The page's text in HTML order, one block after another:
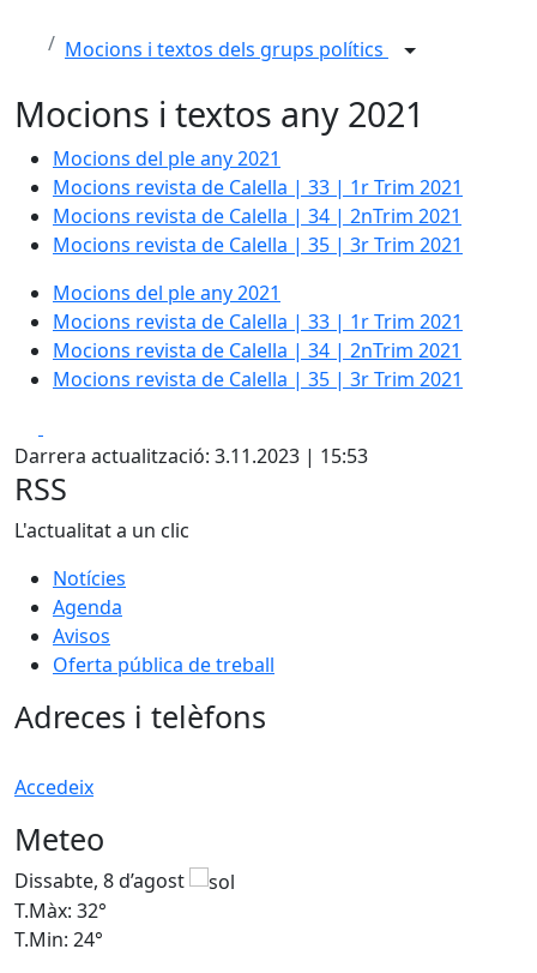
Mocions i textos dels grups polítics
Mocions i textos any 2021
Mocions del ple any 2021
Mocions revista de Calella | 33 | 1r Trim 2021
Mocions revista de Calella | 34 | 2nTrim 2021
Mocions revista de Calella | 35 | 3r Trim 2021
Mocions del ple any 2021
Mocions revista de Calella | 33 | 1r Trim 2021
Mocions revista de Calella | 34 | 2nTrim 2021
Mocions revista de Calella | 35 | 3r Trim 2021
Darrera actualització: 3.11.2023 | 15:53
RSS
L'actualitat a un clic
Notícies
Agenda
Avisos
Oferta pública de treball
Adreces i telèfons
Accedeix
Meteo
Dissabte, 8 d’agost
T.Màx: 32°
T.Min: 24°